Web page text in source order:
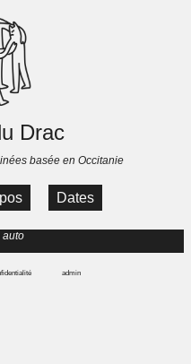
Drac
basée en Occitanie
Dates
auto
admin